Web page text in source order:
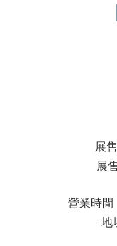
展
展
營業時間
地